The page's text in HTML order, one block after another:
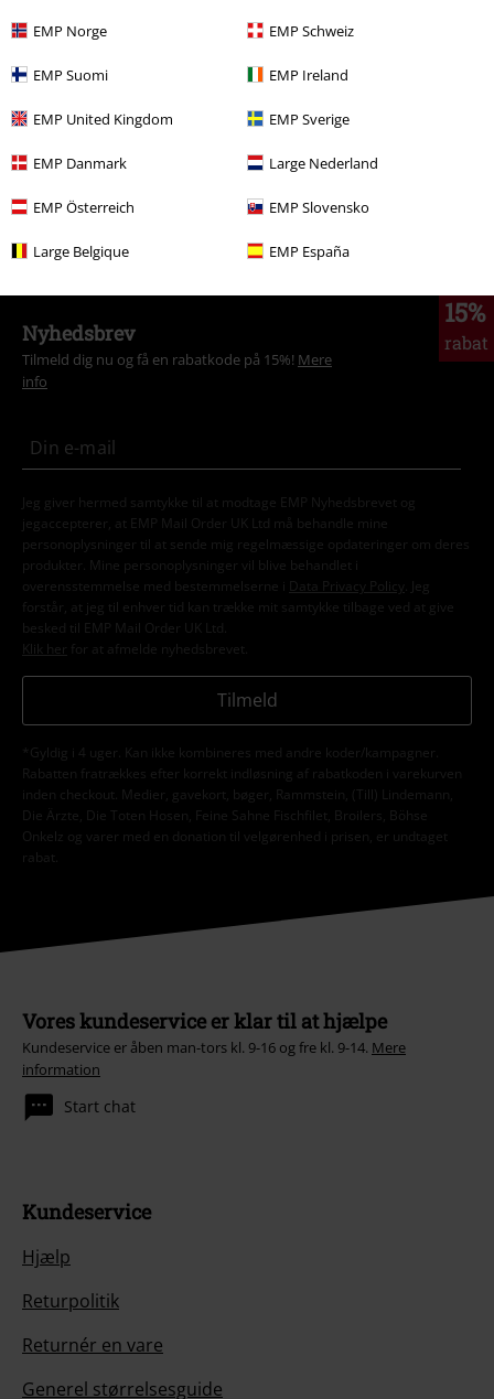
EMP Norge EMP Schweiz
EMP Suomi EMP Ireland
EMP United Kingdom EMP Sverige
EMP Danmark Large Nederland
EMP Österreich EMP Slovensko
Large Belgique EMP España
Store størrelser
Tøj Bukser Cargobukser
Tøj Bukser Stofbukser
Tøj Bukser Træningsbukser
Tøj Bukser Joggingbukser
15%
rabat
Nyhedsbrev
Tilmeld dig nu og få en rabatkode på 15%! Mere
info
Jeg giver hermed samtykke til at modtage EMP Nyhedsbrevet og
jegaccepterer, at EMP Mail Order UK Ltd må behandle mine
personoplysninger til at sende mig regelmæssige opdateringer om deres
produkter. Mine personoplysninger vil blive behandlet i
overensstemmelse med bestemmelserne i
Data Privacy Policy
. Jeg
forstår, at jeg til enhver tid kan trække mit samtykke tilbage ved at give
besked til EMP Mail Order UK Ltd.
Klik her
for at afmelde nyhedsbrevet.
Tilmeld
*Gyldig i 4 uger. Kan ikke kombineres med andre koder/kampagner.
Rabatten fratrækkes efter korrekt indløsning af rabatkoden i varekurven
inden checkout. Medier, gavekort, bøger, Rammstein, (Till) Lindemann,
Die Ärzte, Die Toten Hosen, Feine Sahne Fischfilet, Broilers, Böhse
Onkelz og varer med en donation til velgørenhed i prisen, er undtaget
rabat.
Vores kundeservice er klar til at hjælpe
Kundeservice er åben man-tors kl. 9-16 og fre kl. 9-14. Mere
information
Start chat
Kundeservice
Hjælp
Returpolitik
Returnér en vare
Generel størrelsesguide